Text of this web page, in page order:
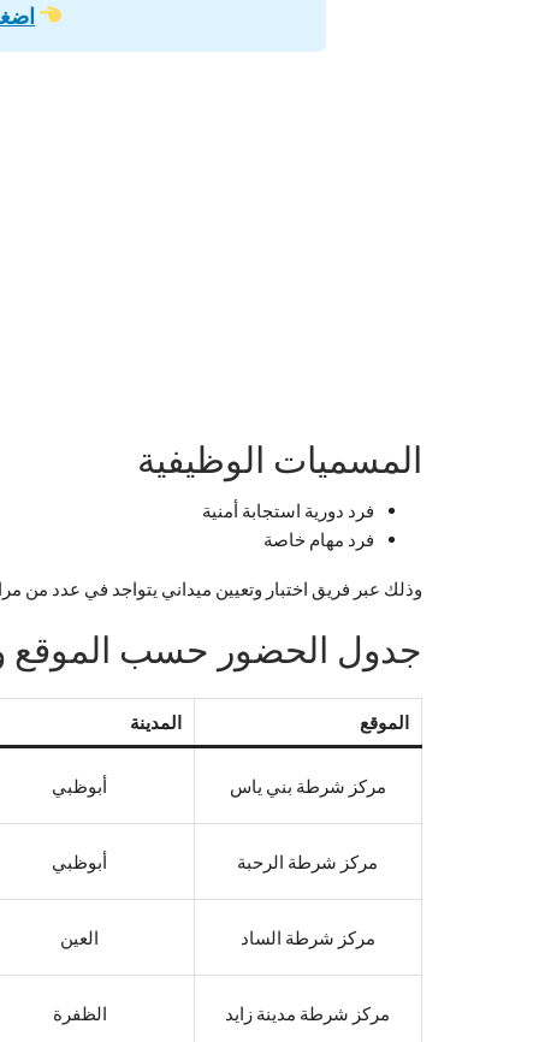
المسميات الوظيفية
فرد دورية استجابة أمنية
فرد مهام خاصة
وذلك عبر فريق اختبار وتعيين ميداني يتواجد في عدد من
جدول الحضور حسب الموقع
الموقع المدينة
مركز شرطة بني ياس أبوظبي
مركز شرطة الرحبة أبوظبي
مركز شرطة الساد العين
مركز شرطة مدينة زايد الظفرة